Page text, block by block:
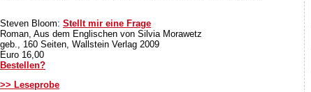
Steven Bloom: Stellt mir eine Frage
Roman, Aus dem Englischen von Silvia Morawetz
geb., 160 Seiten, Wallstein Verlag 2009
Euro 16,00
Bestellen?
>> Leseprobe